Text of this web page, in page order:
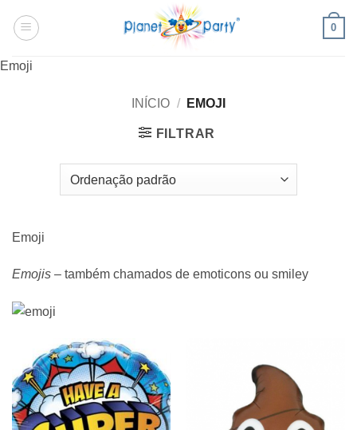
0
Emoji
INÍCIO / EMOJI
FILTRAR
Emoji
Emojis – também chamados de emoticons ou smiley